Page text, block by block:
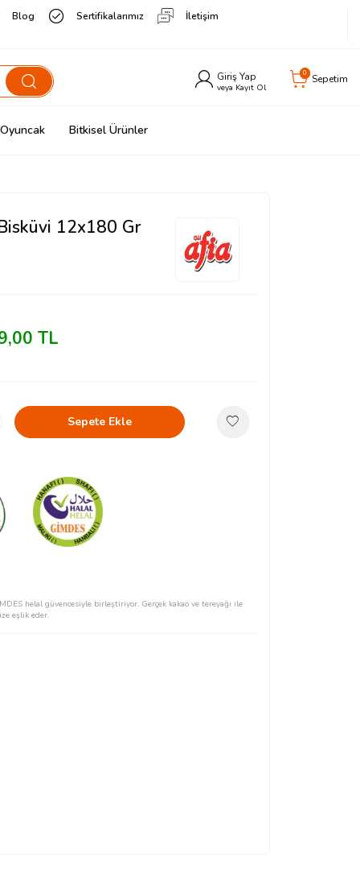
Blog Sertifikalarımız İletişim
Giriş Yap
veya Kayıt Ol
0 Sepetim
Bitkisel Ürünler
12x180 Gr
TL
Sepete Ekle
helal güvencesiyle birleştiriyor. Gerçek kakao ve tereyağı ile
eşlik eder.